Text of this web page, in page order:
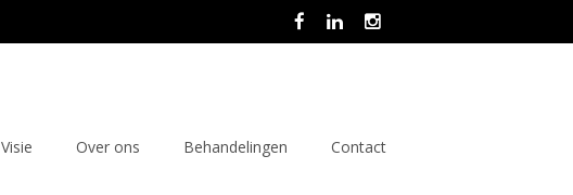
Visie Over ons Behandelingen Contact